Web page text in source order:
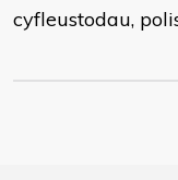
cyfleustodau,